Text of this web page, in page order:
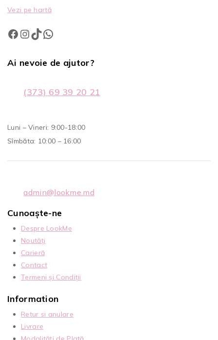
Vezi pe hartă
Ai nevoie de ajutor?
(373) 69 39 20 21
Luni – Vineri: 9:00-18:00
Sîmbăta: 10:00 – 16:00
admin@lookme.md
Cunoaște-ne
Despre LookMe
Noutăți
Carieră
Contact
Termeni și Condiții
Information
Retur si anulare
Livrare